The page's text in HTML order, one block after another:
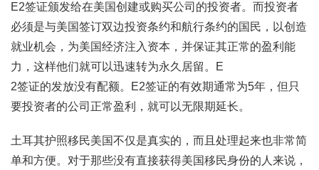
E2签证颁发给在美国创建或购买公司的投资者。而投资者
必须是与美国签订双边投资条约和航行条约的国民，以创造
就业机会，为美国经济注入资本，并保证其正常的盈利能
力，这样他们就可以迅速转为永久居留。E
2签证的发放没有配额。E2签证的有效期通常为5年，但只
要投资者的公司正常盈利，就可以无限期延长。
土耳其护照移民美国不仅是真实的，而且处理起来也非常简
单和方便。对于那些没有直接获得美国移民身份的人来说，